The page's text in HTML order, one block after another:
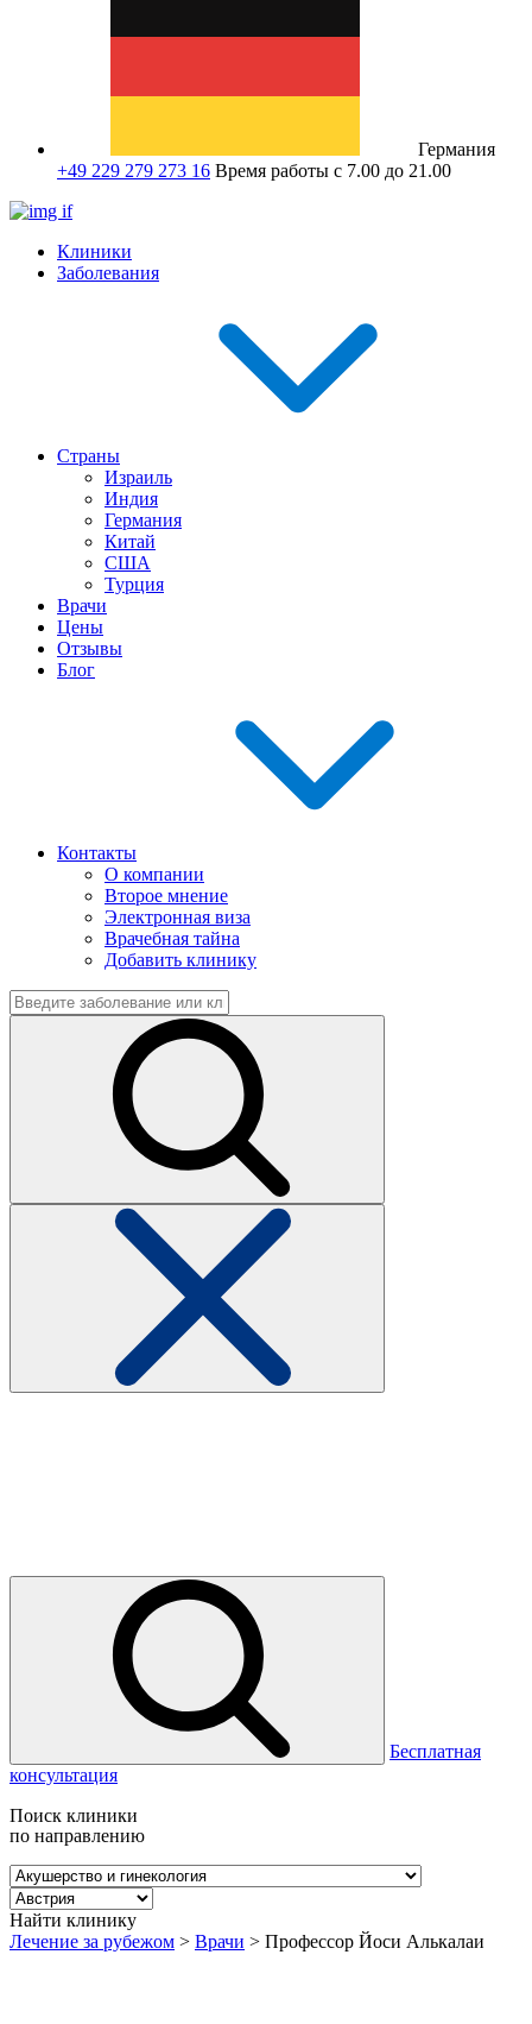
Германия
+49 229 279 273 16 Время работы с 7.00 до 21.00
Клиники
Заболевания
Страны
Израиль
Индия
Германия
Китай
США
Турция
Врачи
Цены
Отзывы
Блог
Контакты
О компании
Второе мнение
Электронная виза
Врачебная тайна
Добавить клинику
Бесплатная
консультация
Поиск клиники
по направлению
Найти клинику
Лечение за рубежом > Врачи > Профессор Йоси Алькалаи